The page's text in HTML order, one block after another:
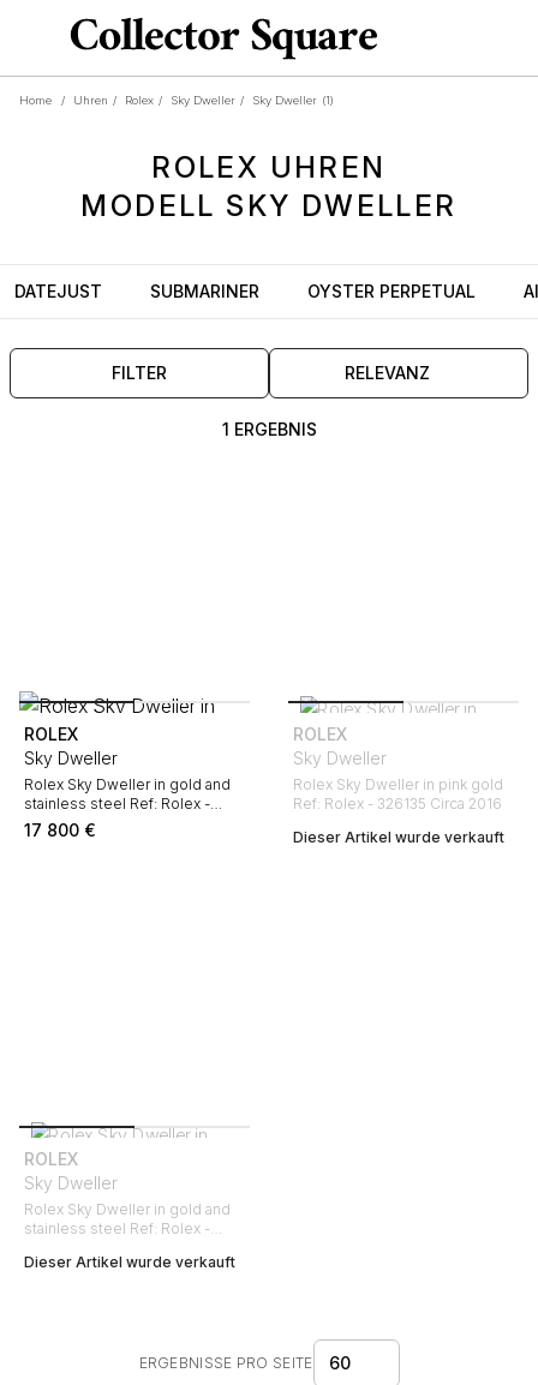
Home / Uhren / Rolex / Sky Dweller / Sky Dweller (1)
ROLEX UHREN
MODELL SKY DWELLER
DATEJUST SUBMARINER OYSTER PERPETUAL
FILTER RELEVANZ
1 ERGEBNIS
ROLEX
Sky Dweller
Rolex Sky Dweller in gold and
stainless steel Ref: Rolex -
326934 Circa 2022
17 800 €
ROLEX
Sky Dweller
Rolex Sky Dweller in pink gold
Ref: Rolex - 326135 Circa 2016
Dieser Artikel wurde verkauft
ROLEX
Sky Dweller
Rolex Sky Dweller in gold and
stainless steel Ref: Rolex -
Dieser Artikel wurde verkauft
ERGEBNISSE PRO SEITE 60